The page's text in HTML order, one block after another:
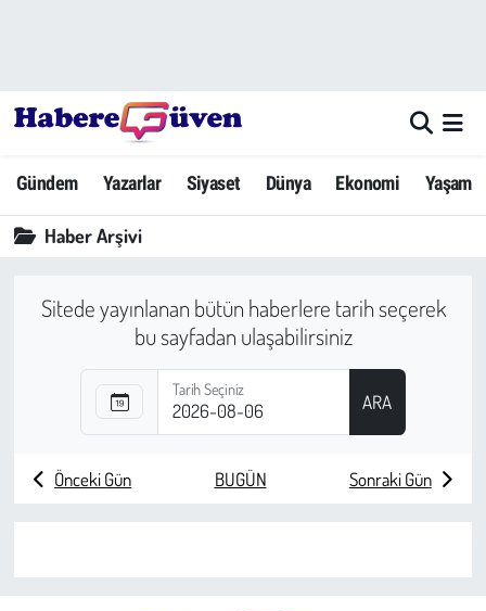
Gündem Yazarlar Siyaset Dünya Ekonomi Yaşam
Haber Arşivi
Sitede yayınlanan bütün haberlere tarih seçerek
bu sayfadan ulaşabilirsiniz
Tarih Seçiniz
ARA
Önceki Gün BUGÜN Sonraki Gün
Yazarlar
Dünya
Siyaset
Ekonomi
Yerel Haberler
Eğitim
Hava Durumu
Trafik Durumu
Süper Lig Puan Durumu ve Fikstür
Tüm Manşetler
Haber Arşivi